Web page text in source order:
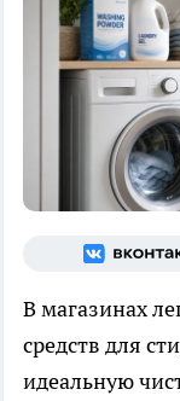
В магазинах
средств для
идеальную